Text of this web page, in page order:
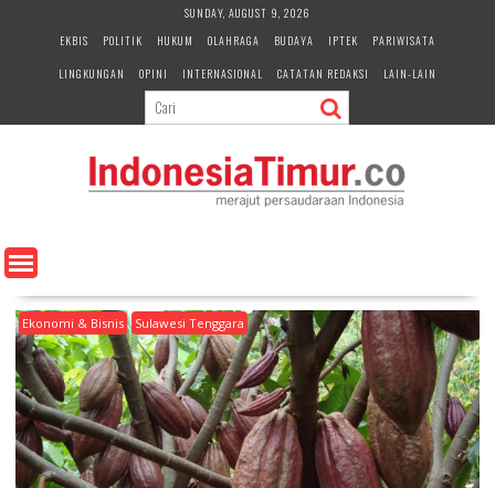
e
n
SUNDAY, AUGUST 9, 2026
EKBIS
POLITIK HUKUM OLAHRAGA BUDAYA IPTEK
PARIWISATA
LINGKUNGAN
OPINI INTERNASIONAL CATATAN REDAKSI LAIN-LAIN
Ekonomi & Bisnis Sulawesi Tenggara